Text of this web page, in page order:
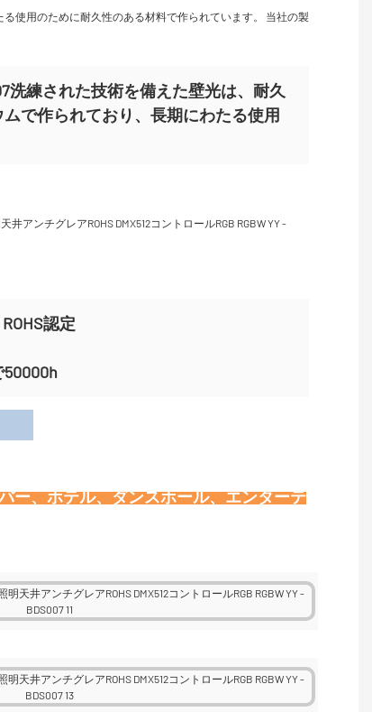
使用のために耐久性のある材料で作られています。 当社の製
洗練された技術を備えた壁光は、耐久
で作られており、長期にわたる使用
認定
ー、ホテル、ダンスホール、エンターテ